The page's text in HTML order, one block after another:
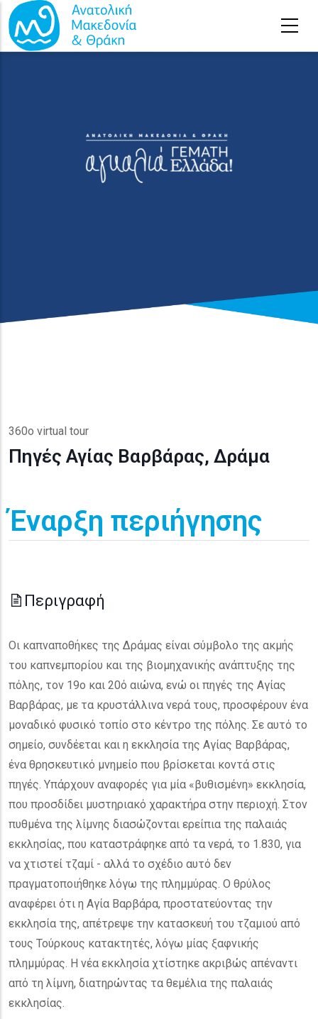
Παράκαμψη προς το κυρίως περιεχόμενο
Αρχική
360o virtual tour
Πηγές Αγίας Βαρβάρας, Δράμα
Έναρξη περιήγησης
Περιγραφή
Οι καπναποθήκες της Δράμας είναι σύμβολο της ακμής
του καπνεμπορίου και της βιομηχανικής ανάπτυξης της
πόλης, τον 19ο και 20ό αιώνα, ενώ οι πηγές της Αγίας
Βαρβάρας, με τα κρυστάλλινα νερά τους, προσφέρουν ένα
μοναδικό φυσικό τοπίο στο κέντρο της πόλης. Σε αυτό το
σημείο, συνδέεται και η εκκλησία της Αγίας Βαρβάρας,
ένα θρησκευτικό μνημείο που βρίσκεται κοντά στις
πηγές. Υπάρχουν αναφορές για μία «βυθισμένη» εκκλησία,
που προσδίδει μυστηριακό χαρακτήρα στην περιοχή. Στον
πυθμένα της λίμνης διασώζονται ερείπια της παλαιάς
εκκλησίας, που καταστράφηκε από τα νερά, το 1.830, για
να χτιστεί τζαμί - αλλά το σχέδιο αυτό δεν
πραγματοποιήθηκε λόγω της πλημμύρας. Ο θρύλος
αναφέρει ότι η Αγία Βαρβάρα, προστατεύοντας την
εκκλησία της, απέτρεψε την κατασκευή του τζαμιού από
τους Τούρκους κατακτητές, λόγω μίας ξαφνικής
πλημμύρας. Η νέα εκκλησία χτίστηκε ακριβώς απέναντι
από τη λίμνη, διατηρώντας τα θεμέλια της παλαιάς
εκκλησίας.